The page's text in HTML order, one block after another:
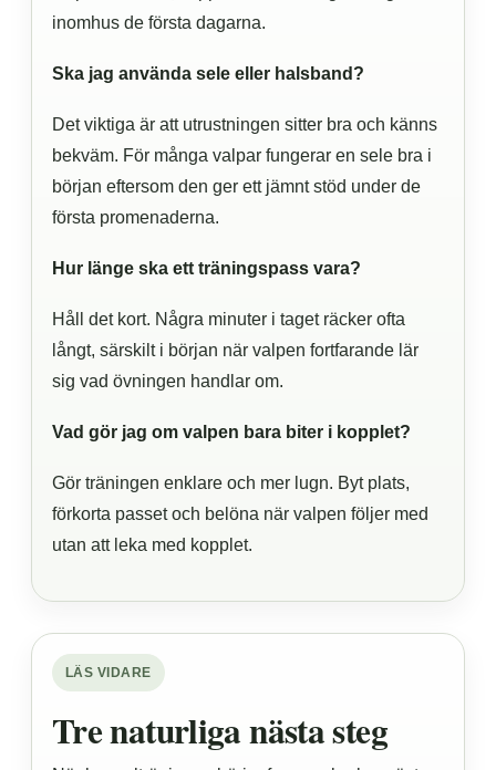
inomhus de första dagarna.
Ska jag använda sele eller halsband?
Det viktiga är att utrustningen sitter bra och känns
bekväm. För många valpar fungerar en sele bra i
början eftersom den ger ett jämnt stöd under de
första promenaderna.
Hur länge ska ett träningspass vara?
Håll det kort. Några minuter i taget räcker ofta
långt, särskilt i början när valpen fortfarande lär
sig vad övningen handlar om.
Vad gör jag om valpen bara biter i kopplet?
Gör träningen enklare och mer lugn. Byt plats,
förkorta passet och belöna när valpen följer med
utan att leka med kopplet.
LÄS VIDARE
Tre naturliga nästa steg